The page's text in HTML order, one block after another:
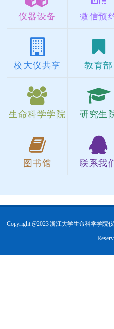
仪器设备 微信预
校大仪共享 教育部
生命科学学院 研究生
图书馆 联系我
Copyright @2023 浙江大学生命科学学院